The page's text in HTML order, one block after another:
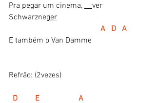
Pra pegar um cinema,
ver
Schwarzneger
A   D   A
E também o Van Damme
Refrão: (2vezes)
D         E                    A